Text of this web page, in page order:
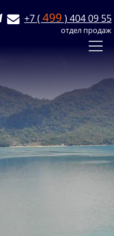
+7 ( 499 ) 404 09 55
отдел продаж